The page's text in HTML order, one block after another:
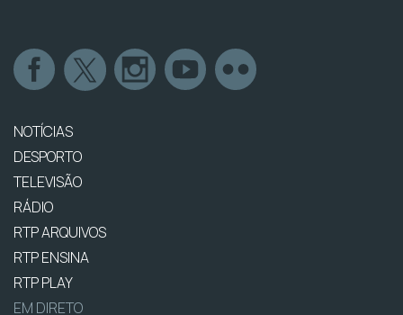
NOTÍCIAS
DESPORTO
TELEVISÃO
RÁDIO
RTP ARQUIVOS
RTP ENSINA
RTP PLAY
EM DIRETO